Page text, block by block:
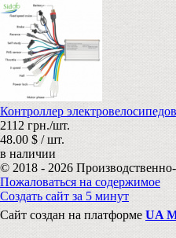
Контроллер
2112 грн./шт.
48.00 $ / шт.
в наличии
© 2018 - 2026
Пожаловаться на содержимое
Создать сайт за 5 минут
Сайт создан на платформе UA